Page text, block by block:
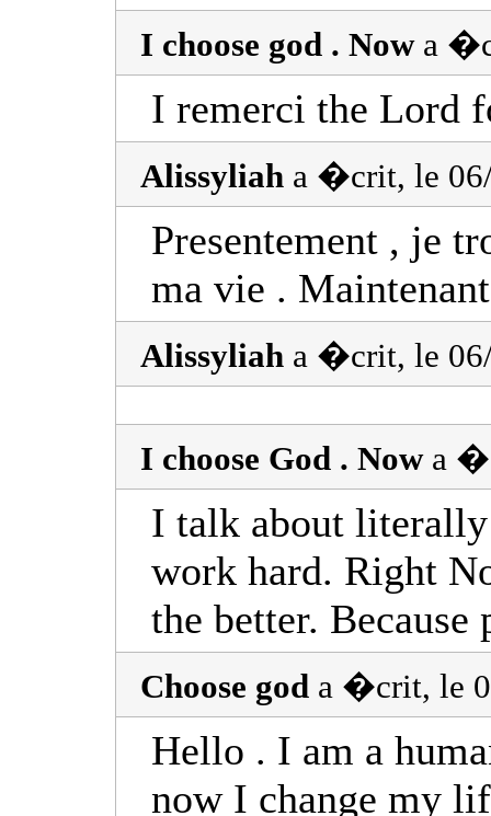
I choose god . Nowa
I remerci the Lord
Alissyliah a �crit, le
Presentement , je
ma vie .
Alissyliah a �crit, le
I choose God . Nowa
I talk about
work hard. Right
the better.
Choose god a �crit, le
Hello . I am a
now I change my